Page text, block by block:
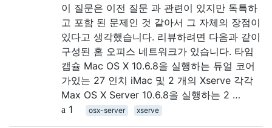
이 질문은 이전 질문 과 관련이 있지만 독특하
고 포함 된 문제인 것 같아서 그 자체의 장점이
있다고 생각했습니다. 리뷰하려면 다음과 같이
구성된 홈 오피스 네트워크가 있습니다. 타임
캡슐 Mac OS X 10.6.8을 실행하는 듀얼 코어
가있는 27 인치 iMac 및 2 개의 Xserve 각각
Max OS X Server 10.6.8을 실행하는 2 …
1
osx-server xserve